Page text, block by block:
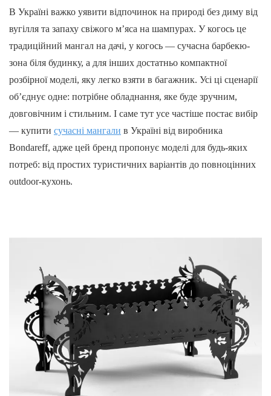
В Україні важко уявити відпочинок на природі без диму від
вугілля та запаху свіжого м’яса на шампурах. У когось це
традиційний мангал на дачі, у когось — сучасна барбекю-
зона біля будинку, а для інших достатньо компактної
розбірної моделі, яку легко взяти в багажник. Усі ці сценарії
об’єднує одне: потрібне обладнання, яке буде зручним,
довговічним і стильним. І саме тут усе частіше постає вибір
— купити сучасні мангали в Україні від виробника
Bondareff, адже цей бренд пропонує моделі для будь-яких
потреб: від простих туристичних варіантів до повноцінних
outdoor-кухонь.